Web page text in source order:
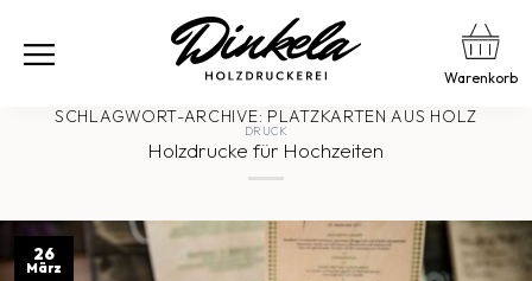
Warenkorb
SCHLAGWORT-ARCHIVE: PLATZKARTEN AUS HOLZ
DRUCK
Holzdrucke für Hochzeiten
26
März